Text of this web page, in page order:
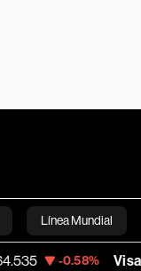
Línea Mundial
Bloomberg
Visa 369.59